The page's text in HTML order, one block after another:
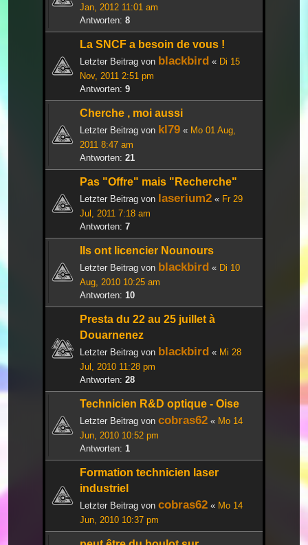
Jan, 2012 11:01 am
Antworten: 8
La SNCF a besoin de vous !
Letzter Beitrag von blackbird « Di 15
Nov, 2011 2:51 pm
Antworten: 9
Cherche , moi aussi
Letzter Beitrag von kl79 « Mo 01 Aug,
2011 8:47 am
Antworten: 21
Pas "Offre" mais "Recherche"
Letzter Beitrag von laserium2 « Fr 29
Jul, 2011 7:18 am
Antworten: 7
Ils ont licencier Nounours
Letzter Beitrag von blackbird « Di 10
Aug, 2010 10:25 am
Antworten: 10
Presta du 22 au 25 juillet à
Douarnenez
Letzter Beitrag von blackbird « Mi 28
Jul, 2010 11:28 pm
Antworten: 28
Technicien R&D optique - Oise
Letzter Beitrag von cobras62 « Mo 14
Jun, 2010 10:52 pm
Antworten: 1
Formation technicien laser
industriel
Letzter Beitrag von cobras62 « Mo 14
Jun, 2010 10:37 pm